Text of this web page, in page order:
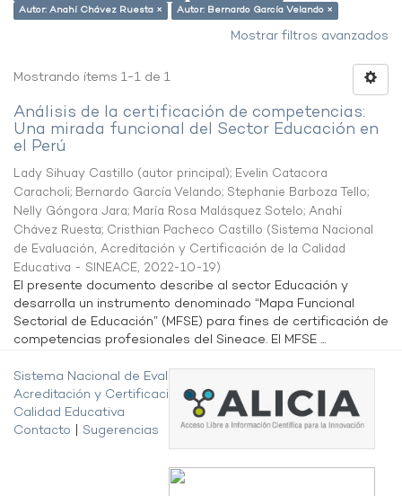
Autor: Anahí Chávez Ruesta ×
Autor: Bernardo García Velando ×
Mostrar filtros avanzados
Mostrando ítems 1-1 de 1
Análisis de la certificación de competencias:
Una mirada funcional del Sector Educación en
el Perú
Lady Sihuay Castillo (autor principal); Evelin Catacora
Caracholi; Bernardo García Velando; Stephanie Barboza Tello;
Nelly Góngora Jara; María Rosa Malásquez Sotelo; Anahí
Chávez Ruesta; Cristhian Pacheco Castillo (Sistema Nacional
de Evaluación, Acreditación y Certificación de la Calidad
Educativa - SINEACE, 2022-10-19)
El presente documento describe al sector Educación y
desarrolla un instrumento denominado “Mapa Funcional
Sectorial de Educación” (MFSE) para fines de certificación de
competencias profesionales del Sineace. El MFSE ...
Sistema Nacional de Evaluación,
Acreditación y Certificación de la
Calidad Educativa
Contacto
Sugerencias